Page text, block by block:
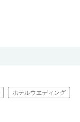
ホテルウエディング